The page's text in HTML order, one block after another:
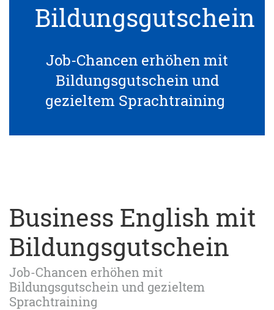
Bildungsgutschein
Job-Chancen erhöhen mit
Bildungsgutschein und
gezieltem Sprachtraining
Business English mit
Bildungsgutschein
Job-Chancen erhöhen mit
Bildungsgutschein und gezieltem
Sprachtraining